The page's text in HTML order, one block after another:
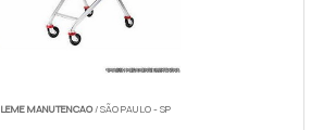
LEME MANUTENCAO/ SÃO PAULO - SP